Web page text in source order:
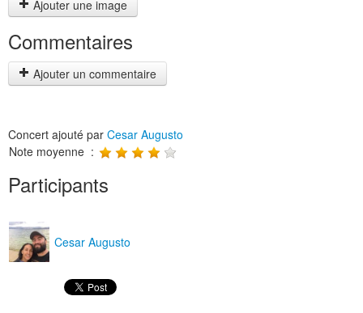
Ajouter une image
Commentaires
Ajouter un commentaire
Concert ajouté par Cesar Augusto
Note moyenne :
Participants
Cesar Augusto